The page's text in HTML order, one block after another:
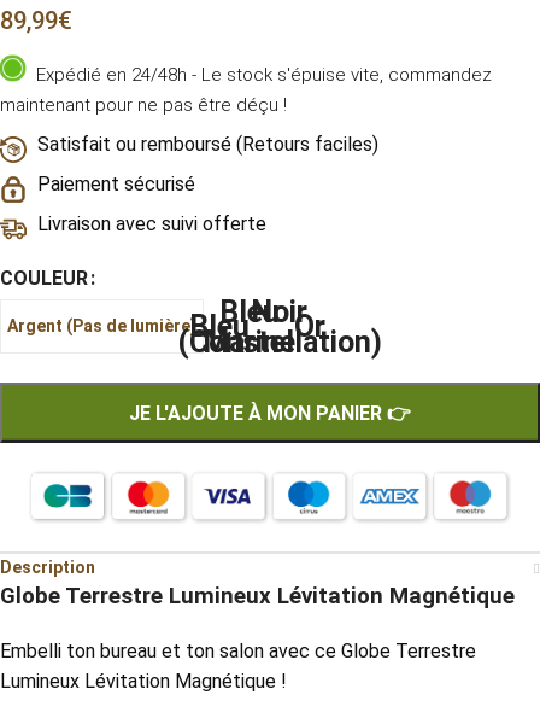
89,99€
Expédié en 24/48h - Le stock s'épuise vite, commandez
maintenant pour ne pas être déçu !
Satisfait ou remboursé (Retours faciles)
Paiement sécurisé
Livraison avec suivi offerte
COULEUR
Argent (Pas de lumière)BleuBleu
Marine
Noir
(Constellation)
Or
JE L'AJOUTE À MON PANIER 👉
Description
Globe Terrestre Lumineux Lévitation Magnétique
Embelli ton bureau et ton salon avec ce Globe Terrestre
Lumineux Lévitation Magnétique !